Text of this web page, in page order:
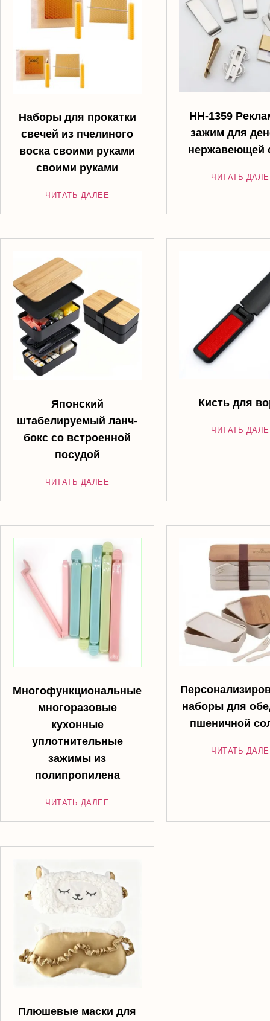
Наборы для прокатки
свечей из пчелиного
воска своими руками
своими руками
ЧИТАТЬ ДАЛЕЕ
HH-1359
зажим для
нержавеющей
ЧИТАТЬ
Японский
штабелируемый ланч-
бокс со встроенной
посудой
ЧИТАТЬ ДАЛЕЕ
Кисть для
ЧИТАТЬ
Многофункциональные
многоразовые
кухонные
уплотнительные
зажимы из
полипропилена
ЧИТАТЬ ДАЛЕЕ
наборы для
пшеничной
ЧИТАТЬ
Плюшевые маски для